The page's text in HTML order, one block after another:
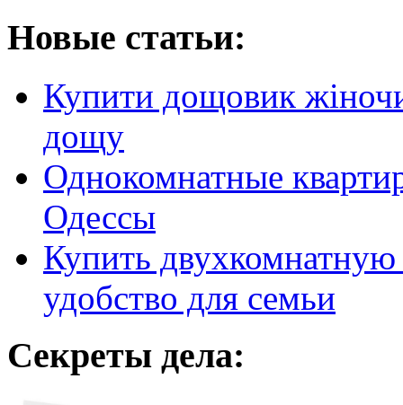
Новые статьи:
Купити дощовик
дощу
Однокомнатные
Одессы
Купить
удобство для семьи
Секреты дела: